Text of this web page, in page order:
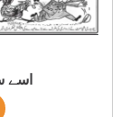
اسے